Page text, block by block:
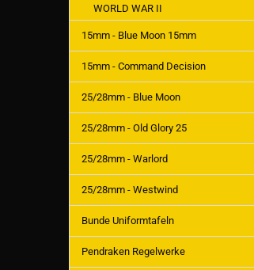
WORLD WAR II
15mm - Blue Moon 15mm
15mm - Command Decision
25/28mm - Blue Moon
25/28mm - Old Glory 25
25/28mm - Warlord
25/28mm - Westwind
Bunde Uniformtafeln
Pendraken Regelwerke